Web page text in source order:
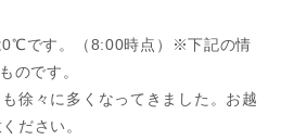
0℃です。（8:00時点）※下記の情
のです。
徐々に多くなってきました。お越
ださい。